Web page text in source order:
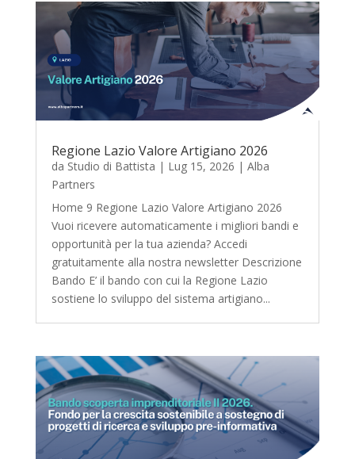
Regione Lazio Valore Artigiano 2026
da Studio di Battista | Lug 15, 2026 | Alba
Partners
Home 9 Regione Lazio Valore Artigiano 2026
Vuoi ricevere automaticamente i migliori bandi e
opportunità per la tua azienda? Accedi
gratuitamente alla nostra newsletter Descrizione
Bando E’ il bando con cui la Regione Lazio
sostiene lo sviluppo del sistema artigiano...